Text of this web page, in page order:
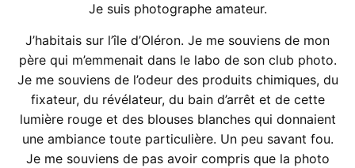
Je suis photographe amateur.
J’habitais sur l’île d’Oléron. Je me souviens de mon
père qui m’emmenait dans le labo de son club photo.
Je me souviens de l’odeur des produits chimiques, du
fixateur, du révélateur, du bain d’arrêt et de cette
lumière rouge et des blouses blanches qui donnaient
une ambiance toute particulière. Un peu savant fou.
Je me souviens de pas avoir compris que la photo